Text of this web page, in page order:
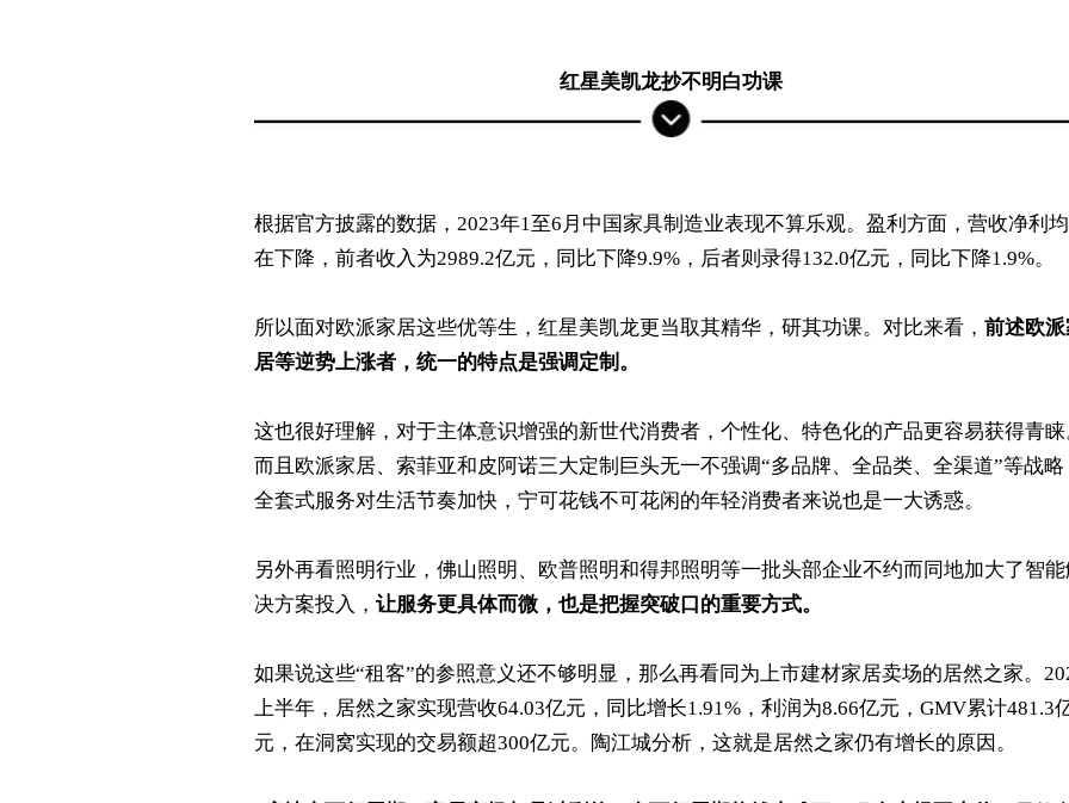
红星美凯龙抄不明白功课
根据官方披露的数据，2023年1至6月中国家具制造业表现不算乐观。盈利方面，营收净利均
在下降，前者收入为2989.2亿元，同比下降9.9%，后者则录得132.0亿元，同比下降1.9%。
所以面对欧派家居这些优等生，红星美凯龙更当取其精华，研其功课。对比来看， 前述欧
居等逆势上涨者，统一的特点是强调定制。
这也很好理解，对于主体意识增强的新世代消费者，个性化、特色化的产品更容易获得青
而且欧派家居、索菲亚和皮阿诺三大定制巨头无一不强调“多品牌、全品类、全渠道”等战略
全套式服务对生活节奏加快，宁可花钱不可花闲的年轻消费者来说也是一大诱惑。
另外再看照明行业，佛山照明、欧普照明和得邦照明等一批头部企业不约而同地加大了智
决方案投入， 让服务更具体而微，也是把握突破口的重要方式。
如果说这些“租客”的参照意义还不够明显，那么再看同为上市建材家居卖场的居然之家。
上半年，居然之家实现营收64.03亿元，同比增长1.91%，利润为8.66亿元，GMV累计481.3
元，在洞窝实现的交易额超300亿元。陶江城分析，这就是居然之家仍有增长的原因。